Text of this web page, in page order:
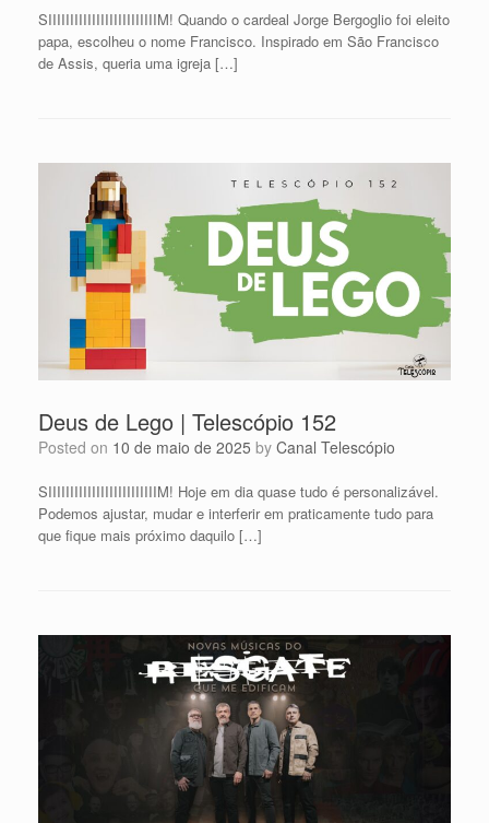
SIIIIIIIIIIIIIIIIIIIIIIIIIM! Quando o cardeal Jorge Bergoglio foi eleito
papa, escolheu o nome Francisco. Inspirado em São Francisco
de Assis, queria uma igreja […]
Deus de Lego | Telescópio 152
Posted on 10 de maio de 2025 by Canal Telescópio
SIIIIIIIIIIIIIIIIIIIIIIIIIM! Hoje em dia quase tudo é personalizável.
Podemos ajustar, mudar e interferir em praticamente tudo para
que fique mais próximo daquilo […]